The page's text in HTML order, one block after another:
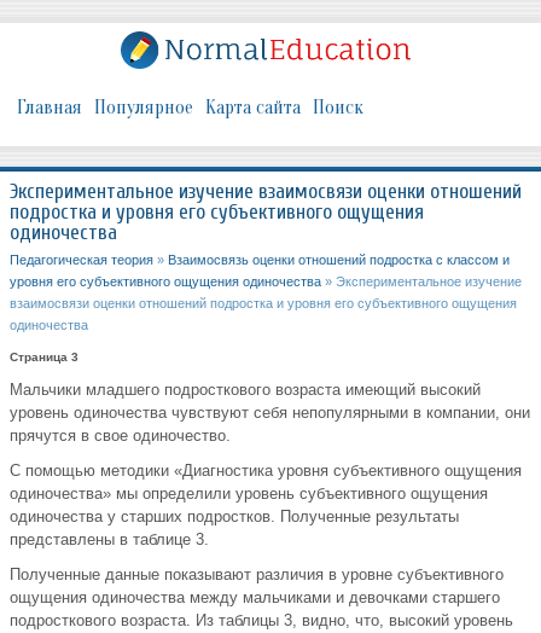
Главная Популярное Карта сайта Поиск
Экспериментальное изучение взаимосвязи оценки отношений
подростка и уровня его субъективного ощущения
одиночества
Педагогическая теория » Взаимосвязь оценки отношений подростка с классом и
уровня его субъективного ощущения одиночества » Экспериментальное изучение
взаимосвязи оценки отношений подростка и уровня его субъективного ощущения
одиночества
Страница 3
Мальчики младшего подросткового возраста имеющий высокий
уровень одиночества чувствуют себя непопулярными в компании, они
прячутся в свое одиночество.
С помощью методики «Диагностика уровня субъективного ощущения
одиночества» мы определили уровень субъективного ощущения
одиночества у старших подростков. Полученные результаты
представлены в таблице 3.
Полученные данные показывают различия в уровне субъективного
ощущения одиночества между мальчиками и девочками старшего
подросткового возраста. Из таблицы 3, видно, что, высокий уровень